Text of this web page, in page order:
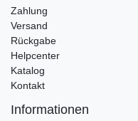
Zahlung
Versand
Rückgabe
Helpcenter
Katalog
Kontakt
Informationen